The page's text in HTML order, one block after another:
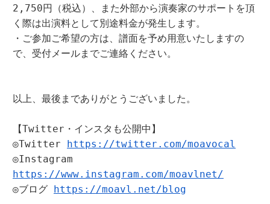
2,750円（税込）、また外部から演奏家のサポートを頂
く際は出演料として別途料金が発生します。
・ご参加ご希望の方は、譜面を予め用意いたしますの
で、受付メールまでご連絡ください。
以上、最後までありがとうございました。
【Twitter・インスタも公開中】
◎Twitter https://twitter.com/moavocal
https://www.instagram.com/moavlnet/
◎ブログ https://moavl.net/blog